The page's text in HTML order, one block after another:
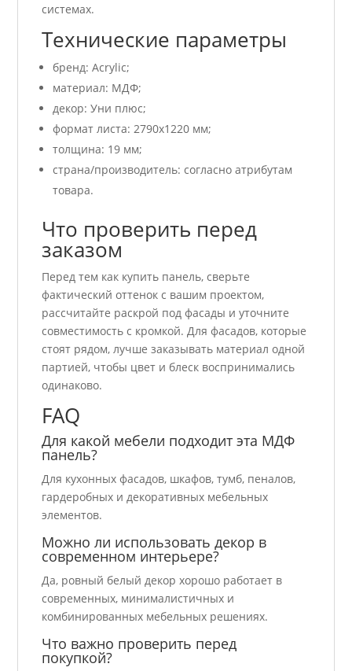
системах.
Технические параметры
бренд: Acrylic;
материал: МДФ;
декор: Уни плюс;
формат листа: 2790х1220 мм;
толщина: 19 мм;
страна/производитель: согласно атрибутам
товара.
Что проверить перед
заказом
Перед тем как купить панель, сверьте
фактический оттенок с вашим проектом,
рассчитайте раскрой под фасады и уточните
совместимость с кромкой. Для фасадов, которые
стоят рядом, лучше заказывать материал одной
партией, чтобы цвет и блеск воспринимались
одинаково.
FAQ
Для какой мебели подходит эта МДФ
панель?
Для кухонных фасадов, шкафов, тумб, пеналов,
гардеробных и декоративных мебельных
элементов.
Можно ли использовать декор в
современном интерьере?
Да, ровный белый декор хорошо работает в
современных, минималистичных и
комбинированных мебельных решениях.
Что важно проверить перед
покупкой?